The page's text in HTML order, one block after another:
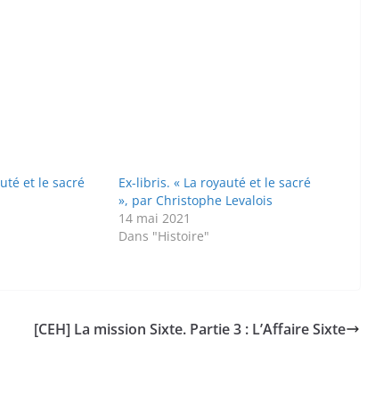
et le sacré
Ex-libris. « La royauté et le sacré
», par Christophe Levalois
14 mai 2021
Dans "Histoire"
[CEH] La mission Sixte. Partie 3 : L’Affaire Sixte